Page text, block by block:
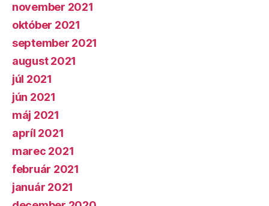
november 2021
október 2021
september 2021
august 2021
júl 2021
jún 2021
máj 2021
apríl 2021
marec 2021
február 2021
január 2021